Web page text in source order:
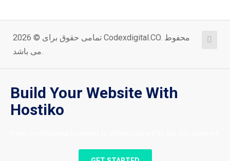
تمامی حقوق برای © 2026 Codexdigital.CO. محفوط
می باشد.
Build Your Website With
Hostiko